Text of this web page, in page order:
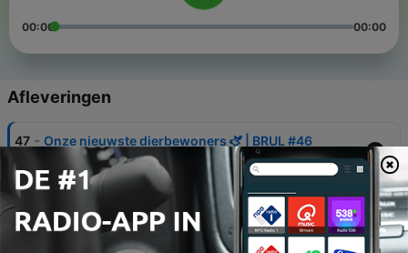
00:00 00:00
Afleveringen
47 - Onze nieuwste dierbewoners 🫏 | BRUL #46
03 aug. 2026
46 Pride in het dierenrijk! 🌈 | BRUL #45
09 jul. 2026